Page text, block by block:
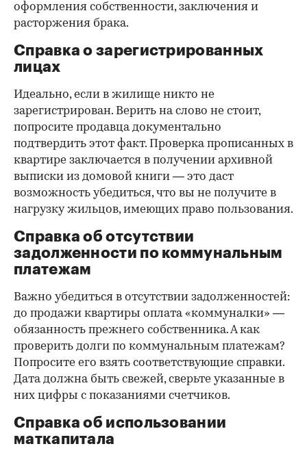
оформления собственности, заключения и
расторжения брака.
Справка о зарегистрированных
лицах
Идеально, если в жилище никто не
зарегистрирован. Верить на слово не стоит,
попросите продавца документально
подтвердить этот факт. Проверка прописанных в
квартире заключается в получении архивной
выписки из домовой книги — это даст
возможность убедиться, что вы не получите в
нагрузку жильцов, имеющих право пользования.
Справка об отсутствии
задолженности по коммунальным
платежам
Важно убедиться в отсутствии задолженностей:
до продажи квартиры оплата «коммуналки» —
обязанность прежнего собственника. А как
проверить долги по коммунальным платежам?
Попросите его взять соответствующие справки.
Дата должна быть свежей, сверьте указанные в
них цифры с показаниями счетчиков.
Справка об использовании
маткапитала